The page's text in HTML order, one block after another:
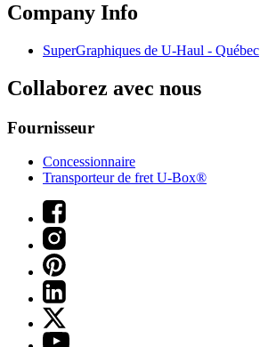
Company Info
SuperGraphiques de U-Haul - Québec
Collaborez avec nous
Fournisseur
Concessionnaire
Transporteur de fret U-Box®